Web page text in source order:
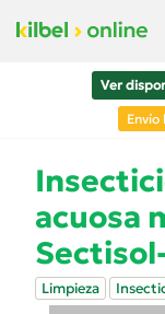
Ver
acuosa
Limpieza